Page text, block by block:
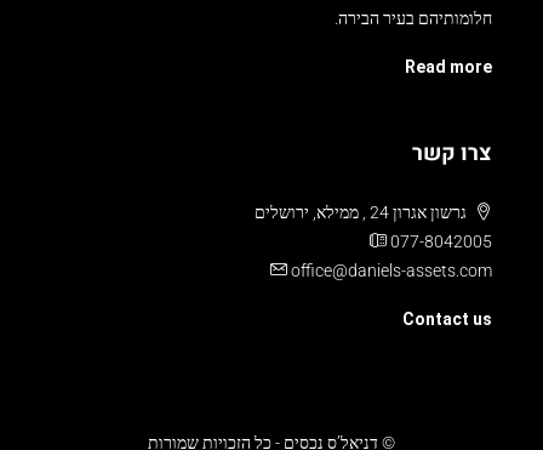
חלומותיהם בעיר הבירה.
Read more
צרו קשר
גרשון אגרון 24 , ממילא, ירושלים
077-8042005
office@daniels-assets.com
Contact us
© דניאל’ס נכסים - כל הזכויות שמורות